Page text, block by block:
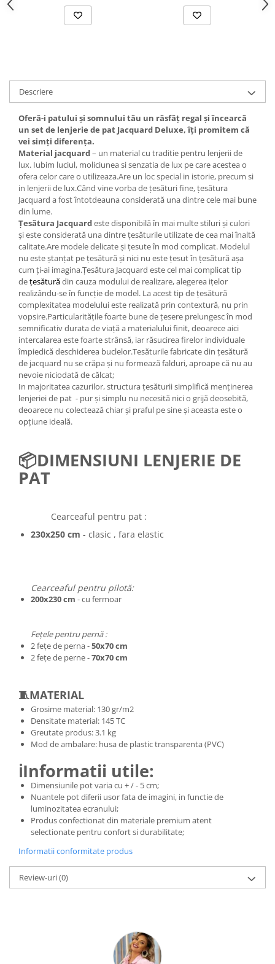
Descriere
Oferă-i patului și somnului tău un răsfăț regal și încearcă
un set de lenjerie de pat Jacquard Deluxe, îți promitem că
vei simți diferența.
Material jacquard– un material cu traditie pentru lenjerii de
lux. Iubim luciul, moliciunea si senzatia de lux pe care acestea o
ofera celor care o utilizeaza.Are un loc special in istorie, precum si
in lenjerii de lux.Când vine vorba de țesături fine, țesătura
Jacquard a fost întotdeauna considerată una dintre cele mai bune
din lume.
Țesătura Jacquardeste disponibilă în mai multe stiluri și culori
și este considerată una dintre țesăturile utilizate de cea mai înaltă
calitate.Are modele delicate și țesute în mod complicat. Modelul
nu este ștanțat pe țesătură și nici nu este țesut în țesătură așa
cum ți-ai imagina.Țesătura Jacquard este cel mai complicat tip
dețesăturădin cauza modului de realizare, alegerea ițelor
realizându-se în funcție de model. La acest tip de țesătură
complexitatea modelului este realizată prin contextură, nu prin
vopsire.Particularitățile foarte bune de țesere prelungesc în mod
semnificativ durata de viață a materialului finit, deoarece aici
intercalarea este foarte strânsă, iar răsucirea firelor individuale
împiedică deschiderea buclelor.Tesăturile fabricate din țesătură
de jacquard nu se crăpa și nu formează falduri, aproape că nu au
nevoie niciodată de călcat;
In majoritatea cazurilor, structura țesăturii simplifică menținerea
lenjeriei de pat - pur și simplu nu necesită nici o grijă deosebită,
deoarece nu colectează chiar și praful pe sine și aceasta este o
opțiune ideală.
📦DIMENSIUNI LENJERIE DE
PAT
Cearceaful pentru pat :
230x250 cm - clasic , fara elastic
Cearceaful pentru pilotă:
200x230 cm - cu fermoar
Fețele pentru pernă :
2 fețe de perna -50x70 cm
2 fețe de perne -70x70 cm
🧵MATERIAL
Grosime material: 130 gr/m2
Densitate material: 145 TC
Greutate produs: 3.1 kg
Mod de ambalare: husa de plastic transparenta (PVC)
ℹ️Informatii utile:
Dimensiunile pot varia cu + / - 5 cm;
Nuantele pot diferii usor fata de imagini, in functie de
luminozitatea ecranului;
Produs confectionat din materiale premium atent
selectionate pentru confort si durabilitate;
Informatii conformitate produs
Review-uri(0)